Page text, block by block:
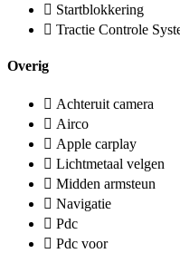
Startblokkering
Tractie Controle
Overig
Achteruit camera
Airco
Apple carplay
Lichtmetaal velgen
Midden armsteun
Navigatie
Pdc
Pdc voor